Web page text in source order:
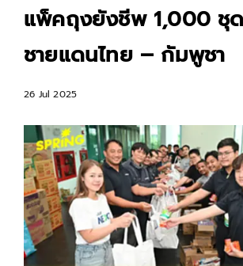
แพ็คถุงยังชีพ 1,000 ชุ
ชายแดนไทย – กัมพูชา
26 Jul 2025